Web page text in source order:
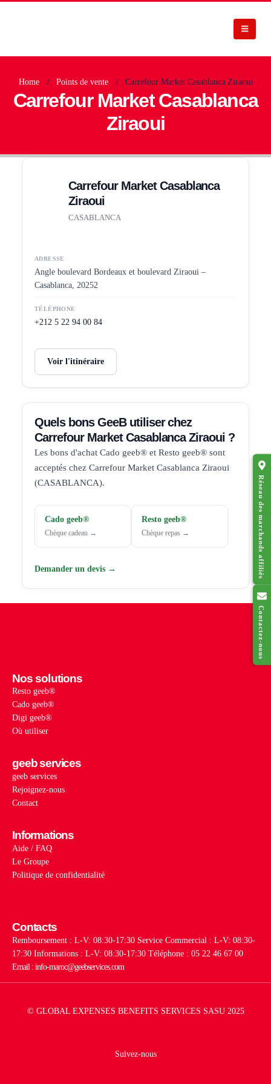
Réseau des marchands affiliés
Contactez-nous
Home Points de vente Carrefour Market Casablanca Ziraoui
Carrefour Market Casablanca
Ziraoui
Carrefour Market Casablanca
Ziraoui
CASABLANCA
ADRESSE
Angle boulevard Bordeaux et boulevard Ziraoui –
Casablanca, 20252
TÉLÉPHONE
+212 5 22 94 00 84
Voir l'itinéraire
Quels bons GeeB utiliser chez
Carrefour Market Casablanca Ziraoui ?
Les bons d'achat Cado geeb® et Resto geeb® sont
acceptés chez Carrefour Market Casablanca Ziraoui
(CASABLANCA).
Cado geeb®
Chèque cadeau →
Resto geeb®
Chèque repas →
Demander un devis →
Nos solutions
Resto geeb®
Cado geeb®
Digi geeb®
Où utiliser
geeb services
geeb services
Rejoignez-nous
Contact
Informations
Aide / FAQ
Le Groupe
Politique de confidentialité
Contacts
Remboursement : L-V: 08:30-17:30 Service Commercial : L-V: 08:30-
17:30 Informations : L-V: 08:30-17:30 Téléphone : 05 22 46 67 00
Email : info-maroc@geebservices.com
© GLOBAL EXPENSES BENEFITS SERVICES SASU 2025
Suivez-nous